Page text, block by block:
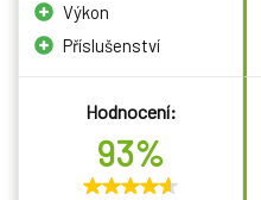
Výkon
Příslušenství
Hodnocení:
93%